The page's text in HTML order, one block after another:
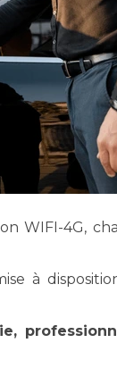
WIFI-4G,
à